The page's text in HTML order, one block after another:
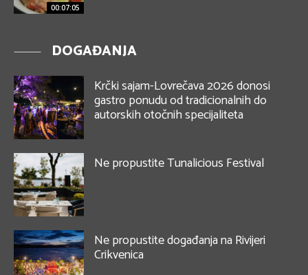
00:07:05
DOGAĐANJA
Krčki sajam-Lovrečava 2026 donosi
gastro ponudu od tradicionalnih do
autorskih otočnih specijaliteta
Ne propustite Tunalicious Festival
Ne propustite događanja na Rivijeri
Crikvenica